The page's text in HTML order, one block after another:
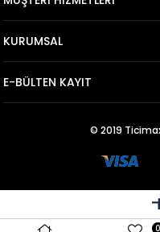
KURUMSAL
E-BÜLTEN KAYIT
© 2019
0